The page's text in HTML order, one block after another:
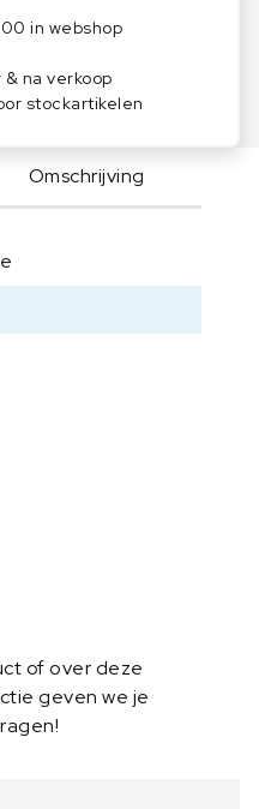
in webshop
na verkoop
stockartikelen
Omschrijving
of over deze
geven we je